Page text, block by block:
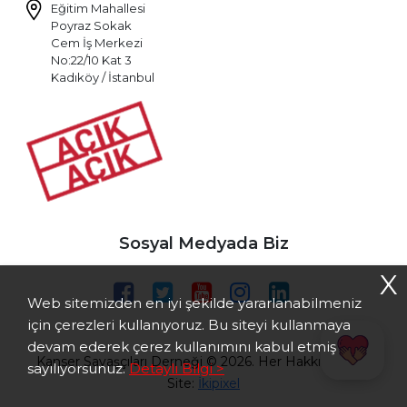
Eğitim Mahallesi
Poyraz Sokak
Cem İş Merkezi
No:22/10 Kat 3
Kadıköy / İstanbul
Sosyal Medyada Biz
Kanser Savaşçıları Derneği © 2026. Her Hakkı Saklıdır.
Site: İkipixel
Web sitemizden en iyi şekilde yararlanabilmeniz
için çerezleri kullanıyoruz. Bu siteyi kullanmaya
devam ederek çerez kullanımını kabul etmiş
sayılıyorsunuz.Detaylı Bilgi >
X